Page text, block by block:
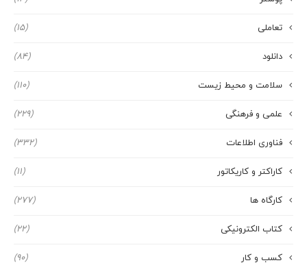
تعاملی (15)
دانلود (84)
سلامت و محیط زیست (110)
علمی و فرهنگی (229)
فناوری اطلاعات (332)
کاراکتر و کاریکاتور (11)
کارگاه ها (277)
کتاب الکترونیکی (22)
کسب و کار (90)